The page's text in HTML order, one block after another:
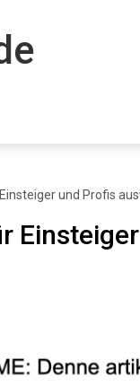
und Profis